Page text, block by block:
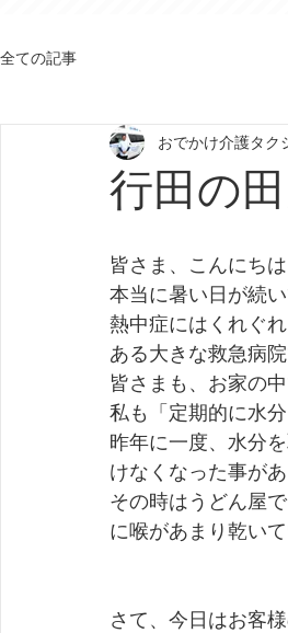
全ての記事
行田の
おでかけ介護タク
皆さま、こんにちは
本当に暑い日が続い
熱中症にはくれぐ
ある大きな救急病
皆さまも、お家の
私も「定期的に水
昨年に一度、水分
けなくなった事があ
その時はうどん屋
に喉があまり乾い
さて、今日はお客